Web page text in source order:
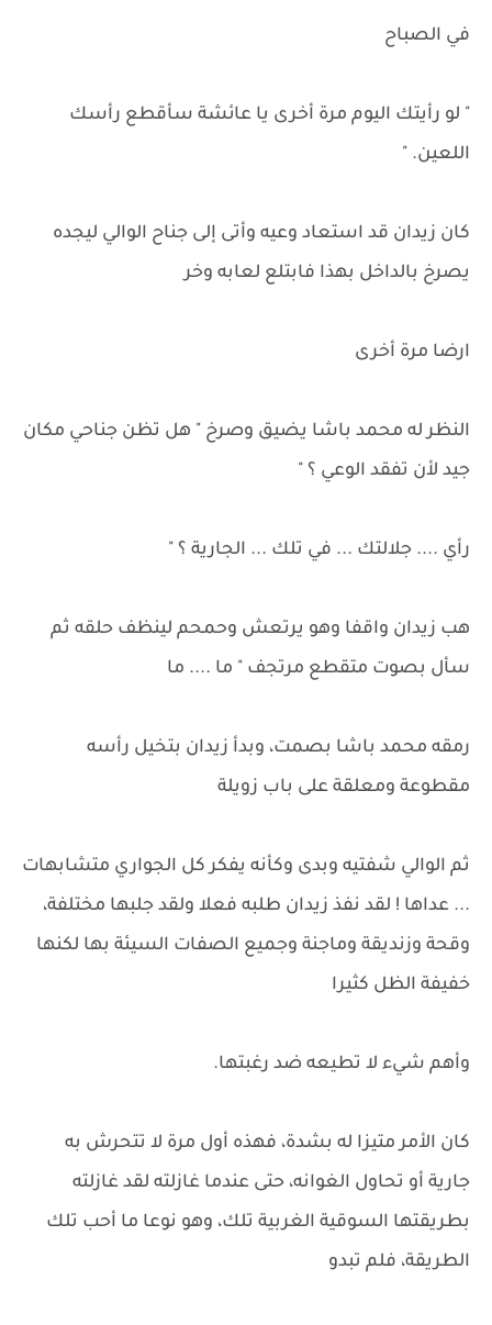
في الصباح
" لو رأيتك اليوم مرة أخرى يا عائشة سأقطع رأسك
اللعين. "
كان زيدان قد استعاد وعيه وأتى إلى جناح الوالي ليجده
يصرخ بالداخل بهذا فابتلع لعابه وخر
ارضا مرة أخرى
النظر له محمد باشا يضيق وصرخ " هل تظن جناحي مكان
جيد لأن تفقد الوعي ؟ "
رأي .... جلالتك ... في تلك ... الجارية ؟ "
هب زيدان واقفا وهو يرتعش وحمحم لينظف حلقه ثم
سأل بصوت متقطع مرتجف " ما .... ما
رمقه محمد باشا بصمت، وبدأ زيدان بتخيل رأسه
مقطوعة ومعلقة على باب زويلة
ثم الوالي شفتيه وبدى وكأنه يفكر كل الجواري متشابهات
... عداها ! لقد نفذ زيدان طلبه فعلا ولقد جلبها مختلفة،
وقحة وزنديقة وماجنة وجميع الصفات السيئة بها لكنها
خفيفة الظل كثيرا
وأهم شيء لا تطيعه ضد رغبتها.
كان الأمر متيزا له بشدة، فهذه أول مرة لا تتحرش به
جارية أو تحاول الغوانه، حتى عندما غازلته لقد غازلته
بطريقتها السوقية الغربية تلك، وهو نوعا ما أحب تلك
الطريقة، فلم تبدو